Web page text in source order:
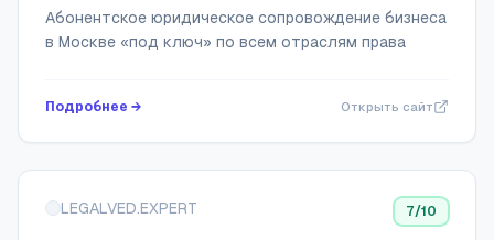
Юридическая компания "ЛигалИнн"
Абонентское юридическое сопровождение бизнеса
в Москве «под ключ» по всем отраслям права
Подробнее → Открыть сайт
LEGALVED.EXPERT 7/10